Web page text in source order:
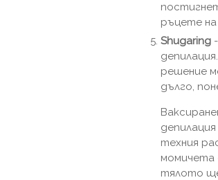
ръцете
Shugaring
решение
дълго,
техния
момичета
тялото